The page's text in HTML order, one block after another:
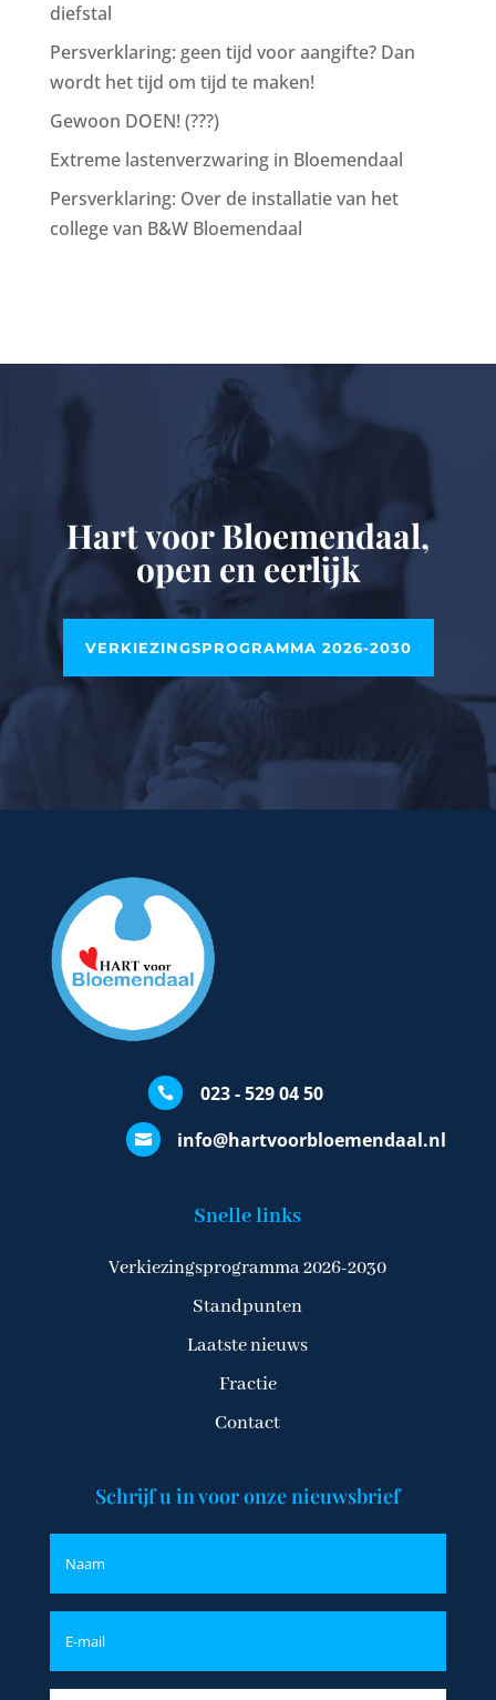
diefstal
Persverklaring: geen tijd voor aangifte? Dan
wordt het tijd om tijd te maken!
Gewoon DOEN! (???)
Extreme lastenverzwaring in Bloemendaal
Persverklaring: Over de installatie van het
college van B&W Bloemendaal
Hart voor Bloemendaal,
open en eerlijk
VERKIEZINGSPROGRAMMA 2026-2030
 023 - 529 04 50
 info@hartvoorbloemendaal.nl
Snelle links
Verkiezingsprogramma 2026-2030
Standpunten
Laatste nieuws
Fractie
Contact
Schrijf u in voor onze nieuwsbrief